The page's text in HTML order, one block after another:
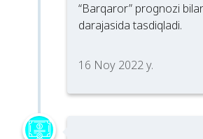
“Barqaror” prognozi
darajasida tasdiqladi.
16 Noy 2022 y.